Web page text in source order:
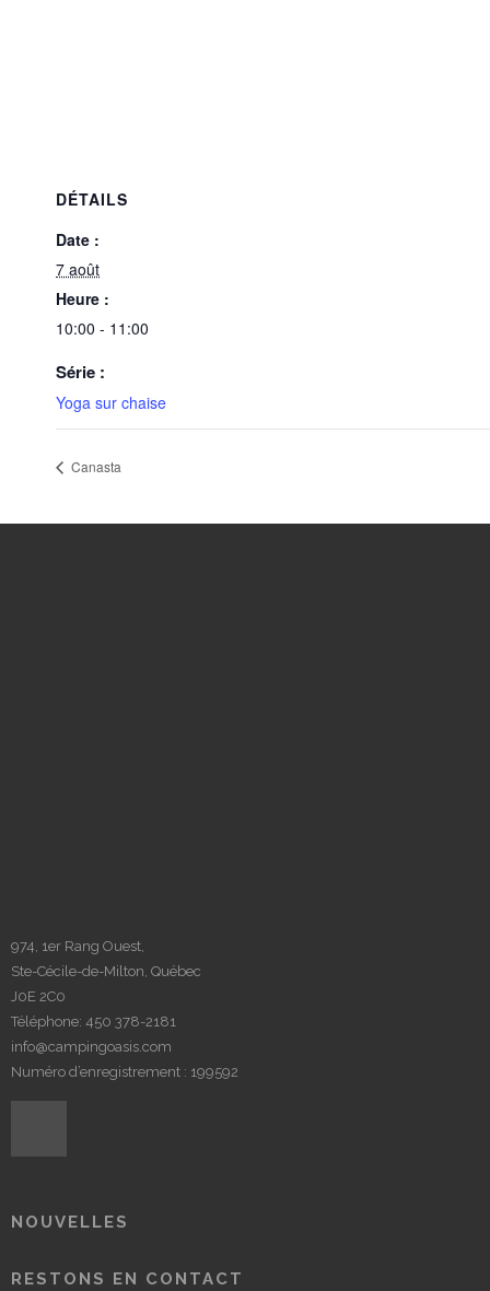
DÉTAILS
Date :
7 août
Heure :
10:00 - 11:00
Série :
Yoga sur chaise
Canasta
974, 1er Rang Ouest,
Ste-Cécile-de-Milton, Québec
J0E 2C0
Téléphone: 450 378-2181
info@campingoasis.com
Numéro d’enregistrement : 199592
NOUVELLES
RESTONS EN CONTACT